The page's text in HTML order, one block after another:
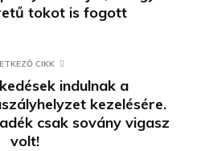
tokot is fogott
CIKK
indulnak a
kezelésére.
csak sovány vigasz
volt!